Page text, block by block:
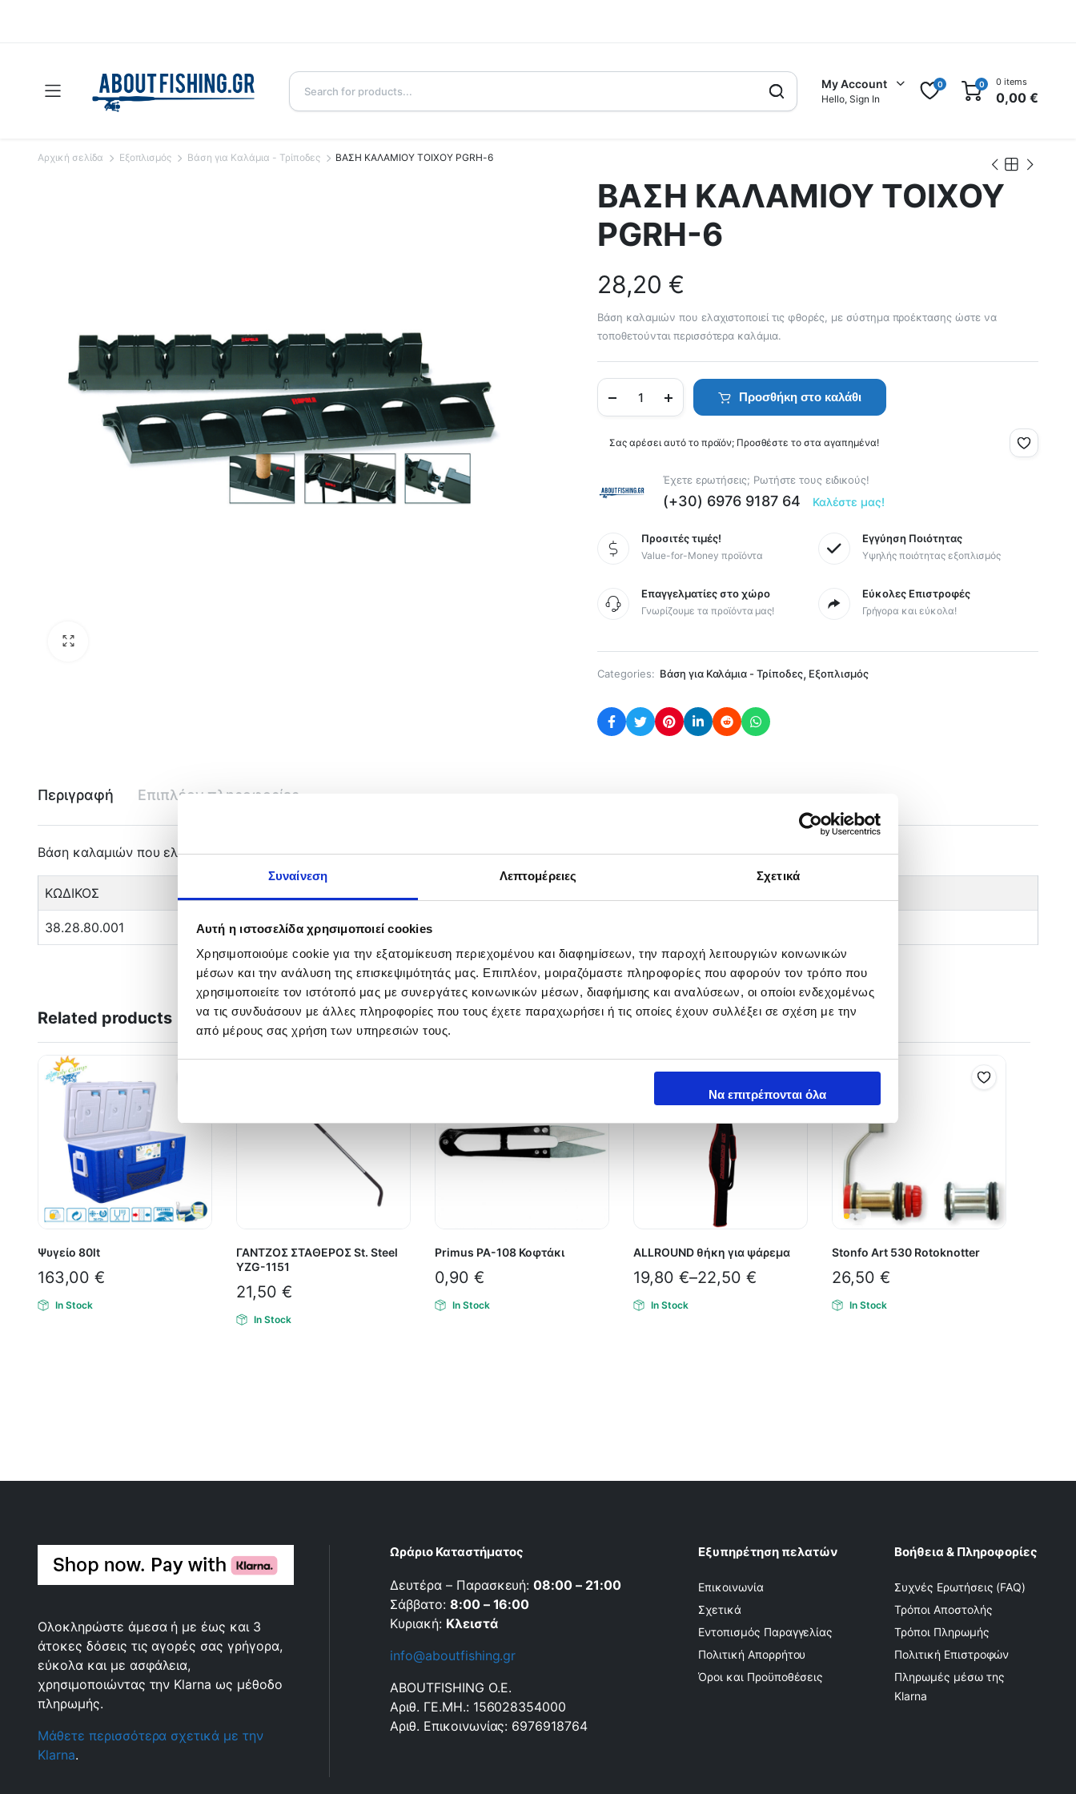
Συναίνεση Λεπτομέρειες Σχετικά
Αυτή η ιστοσελίδα χρησιμοποιεί cookies
Χρησιμοποιούμε cookie για την εξατομίκευση περιεχομένου και διαφημίσεων, την παροχή λειτουργιών κοινωνικών
μέσων και την ανάλυση της επισκεψιμότητάς μας. Επιπλέον, μοιραζόμαστε πληροφορίες που αφορούν τον τρόπο που
χρησιμοποιείτε τον ιστότοπό μας με συνεργάτες κοινωνικών μέσων, διαφήμισης και αναλύσεων, οι οποίοι ενδεχομένως
να τις συνδυάσουν με άλλες πληροφορίες που τους έχετε παραχωρήσει ή τις οποίες έχουν συλλέξει σε σχέση με την
από μέρους σας χρήση των υπηρεσιών τους.
Να επιτρέπονται όλα
My Account
Hello, Sign In
0 0 0 items
0,00€
Αρχική σελίδα Εξοπλισμός Βάση για Καλάμια - Τρίποδες ΒΑΣΗ ΚΑΛΑΜΙΟΥ ΤΟΙΧΟΥ PGRH-6
ΒΑΣΗ ΚΑΛΑΜΙΟΥ ΤΟΙΧΟΥ
PGRH-6
28,20 €
Βάση καλαμιών που ελαχιστοποιεί τις φθορές, με σύστημα προέκτασης ώστε να
τοποθετούνται περισσότερα καλάμια.
Προσθήκη στο καλάθι
Σας αρέσει αυτό το προϊόν; Προσθέστε το στα αγαπημένα!
Έχετε ερωτήσεις; Ρωτήστε τους ειδικούς!
(+30) 6976 9187 64 Καλέστε μας!
Προσιτές τιμές!
Value-for-Money προϊόντα
Εγγύηση Ποιότητας
Υψηλής ποιότητας εξοπλισμός
Επαγγελματίες στο χώρο
Γνωρίζουμε τα προϊόντα μας!
Εύκολες Επιστροφές
Γρήγορα και εύκολα!
Categories: Βάση για Καλάμια - Τρίποδες, Εξοπλισμός
Περιγραφή Επιπλέον πληροφορίες
Βάση καλαμιών που ελαχιστοποιεί τις φθορές, με σύστημα προέκτασης ώστε να τοποθετούνται περισσότερα καλάμια.
ΚΩΔΙΚΟΣ
38.28.80.001 PGRH-6
Related products
Ψυγείο 80lt
163,00 €
In Stock
ΓΑΝΤΖΟΣ ΣΤΑΘΕΡΟΣ St. Steel
YZG-1151
21,50 €
In Stock
Primus PA-108 Κοφτάκι
0,90 €
In Stock
ALLROUND θήκη για ψάρεμα
19,80 €–22,50 €
In Stock
Stonfo Art 530 Rotoknotter
26,50 €
In Stock
Ολοκληρώστε άμεσα ή με έως και 3
άτοκες δόσεις τις αγορές σας γρήγορα,
εύκολα και με ασφάλεια,
χρησιμοποιώντας την Klarna ως μέθοδο
πληρωμής.
Μάθετε περισσότερα σχετικά με την
Klarna.
Ωράριο Καταστήματος
Δευτέρα – Παρασκευή:08:00 – 21:00
Σάββατο: 8:00 – 16:00
Κυριακή: Κλειστά
info@aboutfishing.gr
ABOUTFISHING Ο.Ε.
Αριθ. ΓΕ.ΜΗ.: 156028354000
Αριθ. Επικοινωνίας: 6976918764
Εξυπηρέτηση πελατών
Επικοινωνία
Σχετικά
Εντοπισμός Παραγγελίας
Πολιτική Απορρήτου
Όροι και Προϋποθέσεις
Βοήθεια & Πληροφορίες
Συχνές Ερωτήσεις (FAQ)
Τρόποι Αποστολής
Τρόποι Πληρωμής
Πολιτική Επιστροφών
Πληρωμές μέσω της
Klarna